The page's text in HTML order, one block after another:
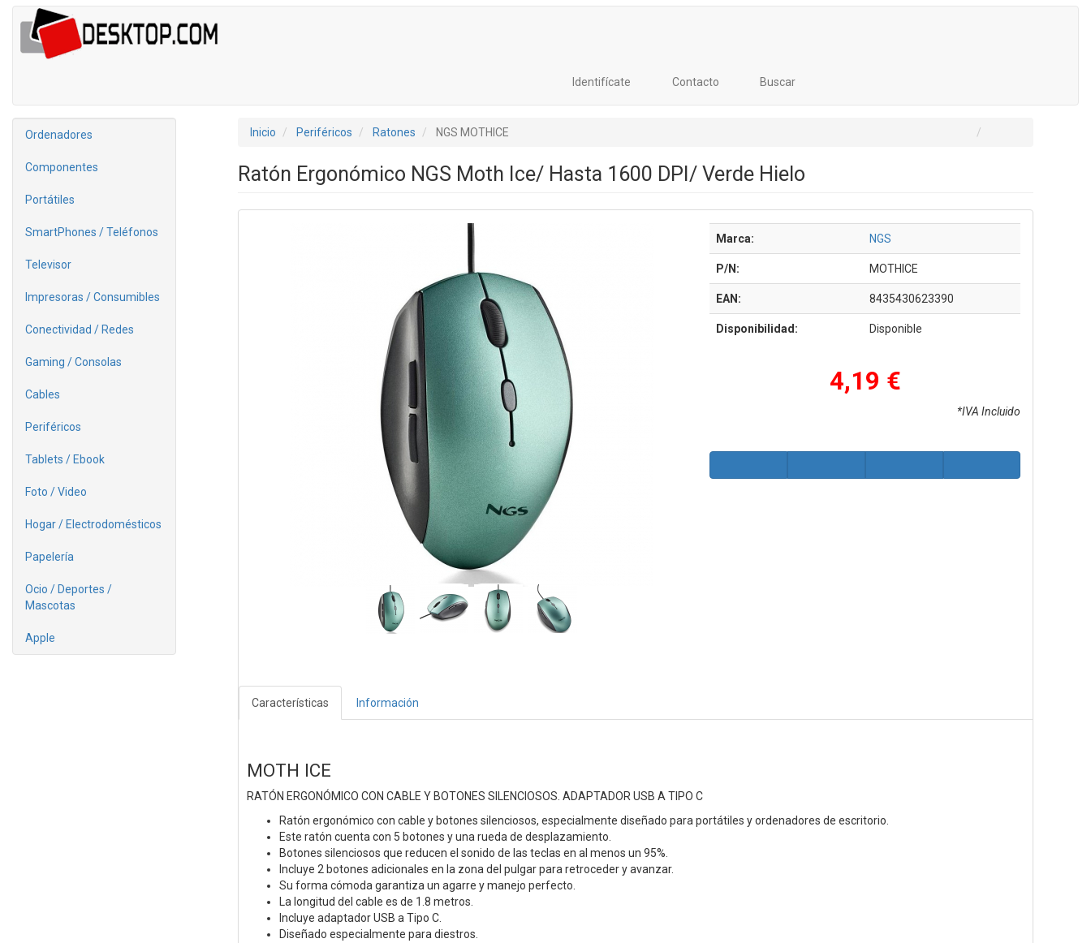
Identifícate Contacto Buscar
Ordenadores
Componentes
Portátiles
SmartPhones / Teléfonos
Televisor
Impresoras / Consumibles
Conectividad / Redes
Gaming / Consolas
Cables
Periféricos
Tablets / Ebook
Foto / Video
Hogar / Electrodomésticos
Papelería
Ocio / Deportes /
Mascotas
Apple
Inicio Periféricos Ratones NGS MOTHICE
Ratón Ergonómico NGS Moth Ice/ Hasta 1600 DPI/ Verde Hielo
Marca: NGS
P/N: MOTHICE
EAN: 8435430623390
Disponibilidad: Disponible
4,19 €
*IVA Incluido
Características Información
MOTH ICE
RATÓN ERGONÓMICO CON CABLE Y BOTONES SILENCIOSOS. ADAPTADOR USB A TIPO C
Ratón ergonómico con cable y botones silenciosos, especialmente diseñado para portátiles y ordenadores de escritorio.
Este ratón cuenta con 5 botones y una rueda de desplazamiento.
Botones silenciosos que reducen el sonido de las teclas en al menos un 95%.
Incluye 2 botones adicionales en la zona del pulgar para retroceder y avanzar.
Su forma cómoda garantiza un agarre y manejo perfecto.
La longitud del cable es de 1.8 metros.
Incluye adaptador USB a Tipo C.
Diseñado especialmente para diestros.